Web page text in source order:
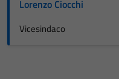
Lorenzo Ciocchi
Vicesindaco